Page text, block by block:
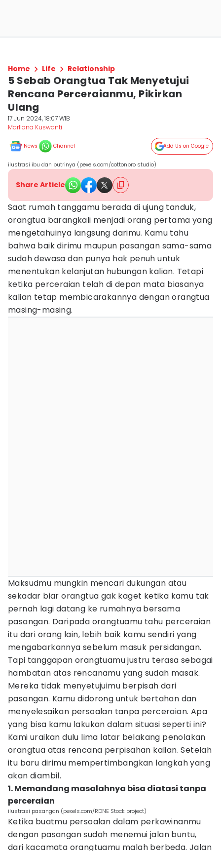
Home Life Relationship
5 Sebab Orangtua Tak Menyetujui
Rencana Perceraianmu, Pikirkan
Ulang
17 Jun 2024, 18:07 WIB
Marliana Kuswanti
News Channel Add Us on Google
ilustrasi ibu dan putrinya (pexels.com/cottonbro studio)
Share Article
Saat rumah tanggamu berada di ujung tanduk,
orangtua barangkali menjadi orang pertama yang
mengetahuinya langsung darimu. Kamu tahu
bahwa baik dirimu maupun pasangan sama-sama
sudah dewasa dan punya hak penuh untuk
menentukan kelanjutan hubungan kalian. Tetapi
ketika perceraian telah di depan mata biasanya
kalian tetap membicarakannya dengan orangtua
masing-masing.
Maksudmu mungkin mencari dukungan atau
sekadar biar orangtua gak kaget ketika kamu tak
pernah lagi datang ke rumahnya bersama
pasangan. Daripada orangtuamu tahu perceraian
itu dari orang lain, lebih baik kamu sendiri yang
mengabarkannya sebelum masuk persidangan.
Tapi tanggapan orangtuamu justru terasa sebagai
hambatan atas rencanamu yang sudah masak.
Mereka tidak menyetujuimu berpisah dari
pasangan. Kamu didorong untuk bertahan dan
menyelesaikan persoalan tanpa perceraian. Apa
yang bisa kamu lakukan dalam situasi seperti ini?
Kami uraikan dulu lima latar belakang penolakan
orangtua atas rencana perpisahan kalian. Setelah
itu baru dirimu mempertimbangkan langkah yang
akan diambil.
1. Memandang masalahnya bisa diatasi tanpa
perceraian
ilustrasi pasangan (pexels.com/RDNE Stock project)
Ketika buatmu persoalan dalam perkawinanmu
dengan pasangan sudah menemui jalan buntu,
dari kacamata orangtuamu malah berbeda. Jalan